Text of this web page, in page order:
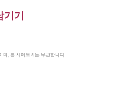
기
며, 본 사이트와는 무관합니다.